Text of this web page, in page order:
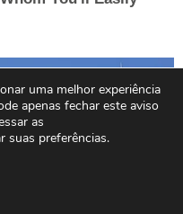
uma melhor experiência
apenas fechar este aviso
as
suas preferências.